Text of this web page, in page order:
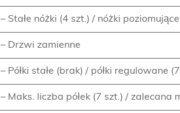
– Stałe nóżki (4 szt.) / nóżki
– Drzwi zamienne
– Półki stałe (brak) / półki regulowane
– Maks. liczba półek (7 szt.) / zalecana